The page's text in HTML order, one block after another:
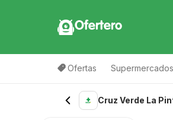
Ofertero
Ofertas Supermercados
Cruz Verde La